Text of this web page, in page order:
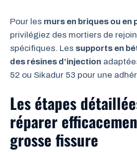
Pour les murs en briques ou en
privilégiez des mortiers de
spécifiques. Les supports en
des résines d’injection
52 ou Sikadur 53 pour une
Les étapes
réparer
grosse fissure